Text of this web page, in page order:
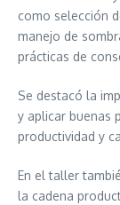
como selección
manejo de
prácticas de
Se destacó la
y aplicar buenas
productividad y
En el taller
la cadena